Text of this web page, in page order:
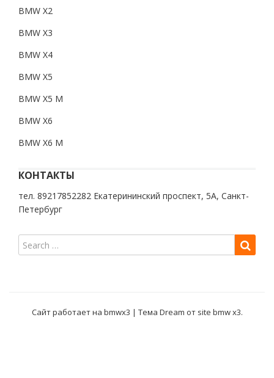
BMW X2
BMW X3
BMW X4
BMW X5
BMW X5 M
BMW X6
BMW X6 M
КОНТАКТЫ
тел. 89217852282 Екатерининский проспект, 5А, Санкт-
Петербург
Сайт работает на bmwx3 | Тема Dream от site bmw x3.